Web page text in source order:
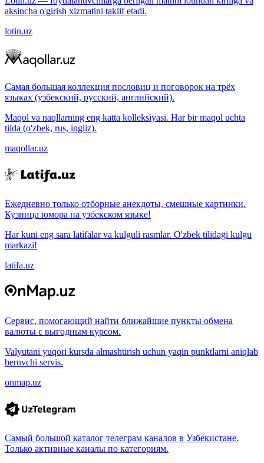
aksincha o'girish xizmatini taklif etadi.
lotin.uz
Самая большая коллекция пословиц и поговорок на трёх
языках (узбекский, русский, английский).
Maqol va naqllarning eng katta kolleksiyasi. Har bir maqol uchta
tilda (o'zbek, rus, ingliz).
maqollar.uz
Ежедневно только отборные анекдоты, смешные картинки.
Кузница юмора на узбекском языке!
Har kuni eng sara latifalar va kulguli rasmlar. O'zbek tilidagi kulgu
markazi!
latifa.uz
Сервис, помогающий найти ближайшие пункты обмена
валюты с выгодным курсом.
Valyutani yuqori kursda almashtirish uchun yaqin punktlarni aniqlab
beruvchi servis.
onmap.uz
Самый большой каталог телеграм каналов в Узбекистане.
Только активные каналы по категориям.